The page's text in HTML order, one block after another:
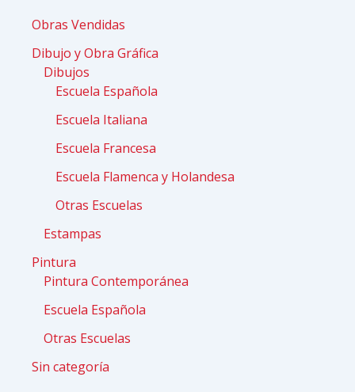
Obras Vendidas
Dibujo y Obra Gráfica
Dibujos
Escuela Española
Escuela Italiana
Escuela Francesa
Escuela Flamenca y Holandesa
Otras Escuelas
Estampas
Pintura
Pintura Contemporánea
Escuela Española
Otras Escuelas
Sin categoría